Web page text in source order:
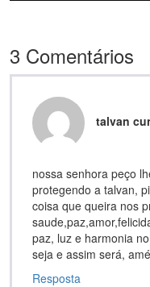
3 Comentários
talvan
nossa senhora peço
protegendo a talvan,
coisa que queira nos
paz, luz e harmonia
seja e assim será,
Resposta